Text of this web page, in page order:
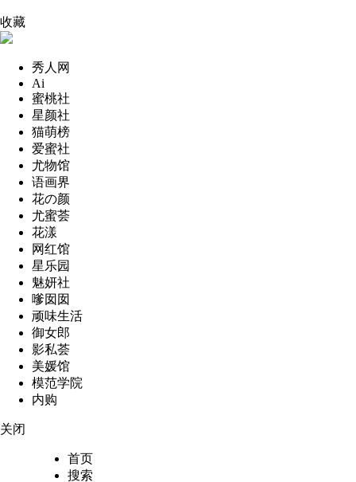
收藏
秀人网
Ai
蜜桃社
星颜社
猫萌榜
爱蜜社
尤物馆
语画界
花の颜
尤蜜荟
花漾
网红馆
星乐园
魅妍社
嗲囡囡
顽味生活
御女郎
影私荟
美媛馆
模范学院
内购
关闭
首页
搜索